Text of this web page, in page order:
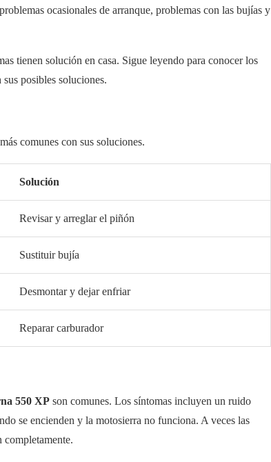
ocasionales de arranque, problemas con las bujías y
tienen solución en casa. Sigue leyendo para conocer los
posibles soluciones.
comunes con sus soluciones.
Solución
Revisar y arreglar el piñón
Sustituir bujía
Desmontar y dejar enfriar
Reparar carburador
550 XP son comunes. Los síntomas incluyen un ruido
se encienden y la motosierra no funciona. A veces las
completamente.